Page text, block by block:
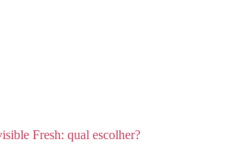
Fresh: qual escolher?